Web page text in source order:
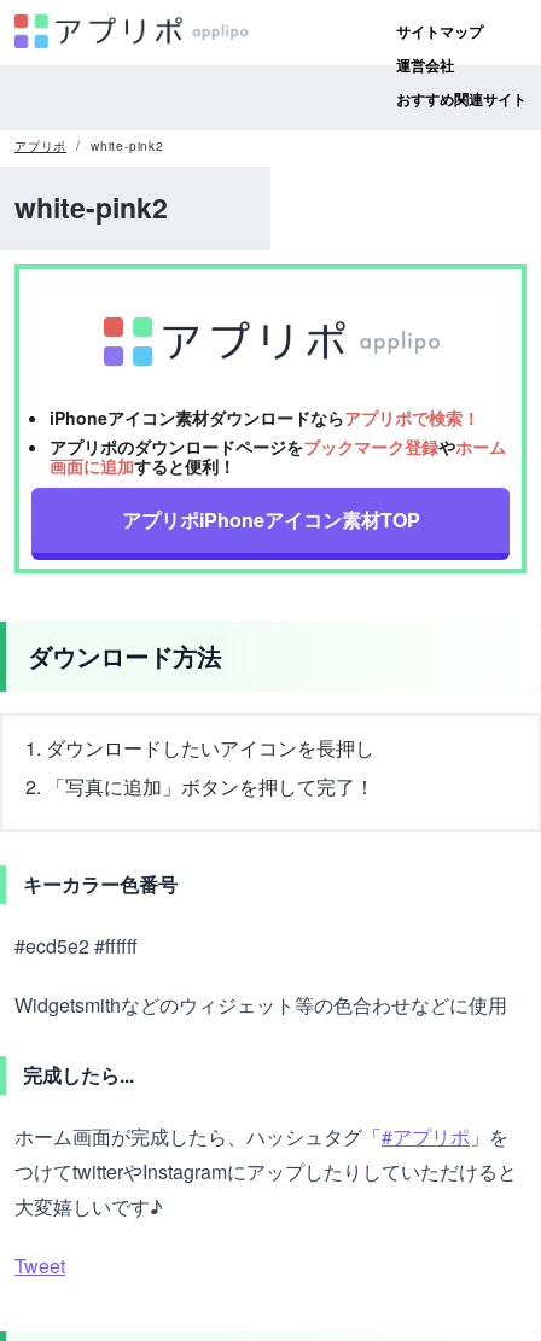
サイトマップ
運営会社
おすすめ関連サイト
アプリポ white-pink2
white-pink2
iPhoneアイコン素材ダウンロードならアプリポで検索！
アプリポのダウンロードページをブックマーク登録やホーム
画面に追加すると便利！
アプリポiPhoneアイコン素材TOP
ダウンロード方法
ダウンロードしたいアイコンを長押し
「写真に追加」ボタンを押して完了！
キーカラー色番号
#ecd5e2 #ffffff
Widgetsmithなどのウィジェット等の色合わせなどに使用
完成したら...
ホーム画面が完成したら、ハッシュタグ「#アプリポ 」を
つけてtwitterやInstagramにアップしたりしていただけると
大変嬉しいです♪
Tweet